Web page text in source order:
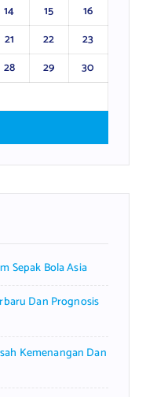
14 15
16
21 22
23
28 29
30
Sepak Bola Asia
Dan Prognosis
Kemenangan Dan